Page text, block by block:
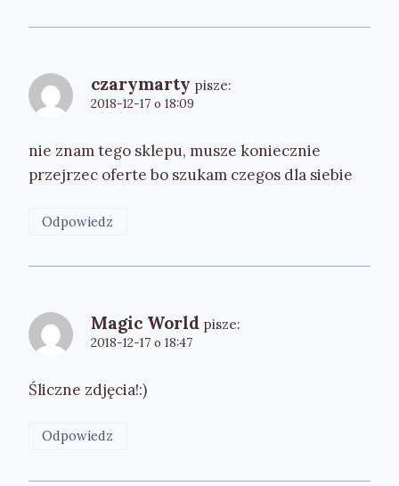
czarymarty pisze:
2018-12-17 o 18:09
nie znam tego sklepu, musze koniecznie
przejrzec oferte bo szukam czegos dla siebie
Odpowiedz
Magic World pisze:
2018-12-17 o 18:47
Śliczne zdjęcia!:)
Odpowiedz